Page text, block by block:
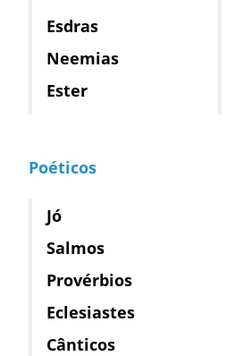
Esdras
Neemias
Ester
Poéticos
Jó
Salmos
Provérbios
Eclesiastes
Cânticos